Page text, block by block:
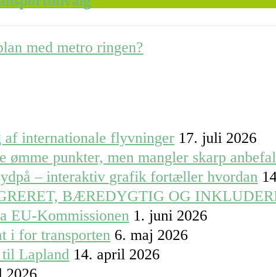
med metro ringen?
af internationale flyvninger 17. juli 2026
punkter, men mangler skarp
– interaktiv grafik fortæller hvordan
BÆREDYGTIG OG
EU-Kommissionen 1. juni 2026
i for transporten 6. maj 2026
til Lapland 14. april 2026